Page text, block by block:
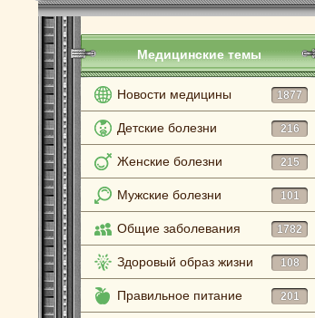
Медицинские темы
Новости медицины 1877
Детские болезни 216
Женские болезни 215
Мужские болезни 101
Общие заболевания 1782
Здоровый образ жизни 108
Правильное питание 201